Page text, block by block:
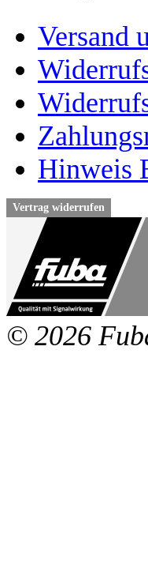
Versand
Hinweis
Vertrag widerrufen
© 2026